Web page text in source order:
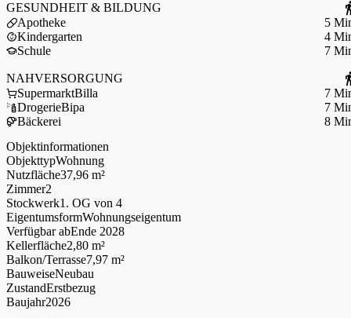
GESUNDHEIT & BILDUNG
Apotheke
5
Kindergarten
4
Schule
7
NAHVERSORGUNG
SupermarktBilla
7
DrogerieBipa
7
Bäckerei
8
Objektinformationen
ObjekttypWohnung
Nutzfläche37,96 m²
Zimmer2
Stockwerk1. OG von 4
EigentumsformWohnungseigentum
Verfügbar abEnde 2028
Kellerfläche2,80 m²
Balkon/Terrasse7,97 m²
BauweiseNeubau
ZustandErstbezug
Baujahr2026